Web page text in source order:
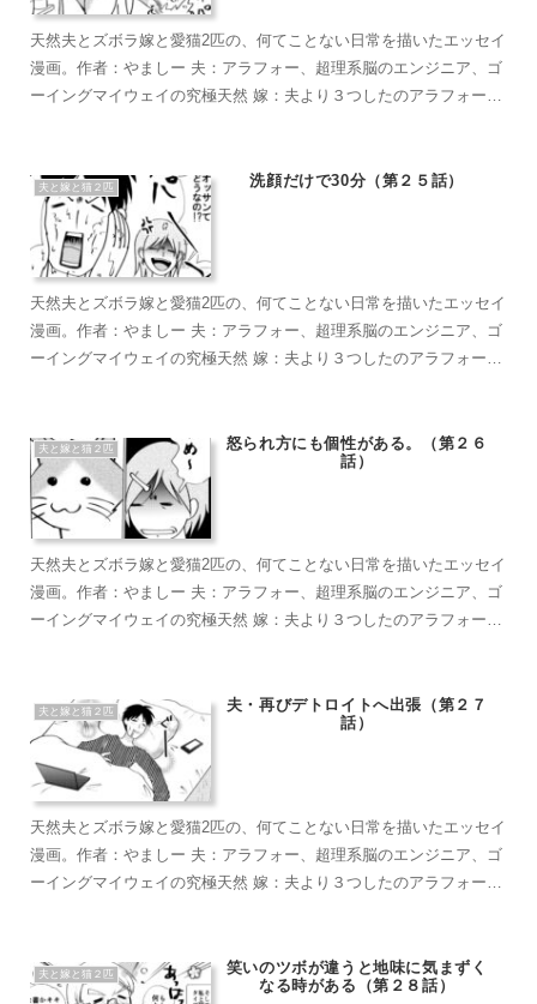
天然夫とズボラ嫁と愛猫2匹の、何てことない日常を描いたエッセイ
漫画。作者：やましー 夫：アラフォー、超理系脳のエンジニア、ゴ
ーイングマイウェイの究極天然 嫁：夫より３つしたのアラフォー、
えん坊のもふもふ こぶ茶：抱っこが大好きラグドール。遊びへの欲
求がすごい。やりたい放題のバ…やんちゃ坊主
夫と嫁と猫２匹 洗顔だけで30分（第２５話）
天然夫とズボラ嫁と愛猫2匹の、何てことない日常を描いたエッセイ
漫画。作者：やましー 夫：アラフォー、超理系脳のエンジニア、ゴ
ーイングマイウェイの究極天然 嫁：夫より３つしたのアラフォー、
えん坊のもふもふ こぶ茶：抱っこが大好きラグドール。遊びへの欲
求がすごい。やりたい放題のバ…やんちゃ坊主
夫と嫁と猫２匹
怒られ方にも個性がある。（第２６
話）
天然夫とズボラ嫁と愛猫2匹の、何てことない日常を描いたエッセイ
漫画。作者：やましー 夫：アラフォー、超理系脳のエンジニア、ゴ
ーイングマイウェイの究極天然 嫁：夫より３つしたのアラフォー、
えん坊のもふもふ こぶ茶：抱っこが大好きラグドール。遊びへの欲
求がすごい。やりたい放題のバ…やんちゃ坊主
夫と嫁と猫２匹
夫・再びデトロイトへ出張（第２７
話）
天然夫とズボラ嫁と愛猫2匹の、何てことない日常を描いたエッセイ
漫画。作者：やましー 夫：アラフォー、超理系脳のエンジニア、ゴ
ーイングマイウェイの究極天然 嫁：夫より３つしたのアラフォー、
えん坊のもふもふ こぶ茶：抱っこが大好きラグドール。遊びへの欲
求がすごい。やりたい放題のバ…やんちゃ坊主
夫と嫁と猫２匹
笑いのツボが違うと地味に気まずく
なる時がある（第２８話）